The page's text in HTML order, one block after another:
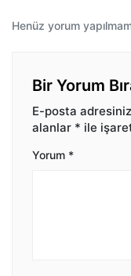
Henüz yorum
Bir Yorum
E-posta
alanlar * ile
Yorum *